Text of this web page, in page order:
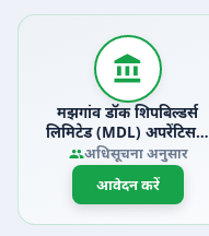
मझगांव डॉक शिपबिल्डर्स
लिमिटेड (MDL) अपरेंटिस…
अधिसूचना अनुसार
आवेदन करें